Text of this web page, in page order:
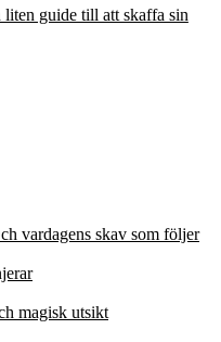
guide till att skaffa sin
vardagens skav som följer
magisk utsikt